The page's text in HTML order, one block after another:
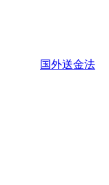
国外送金法